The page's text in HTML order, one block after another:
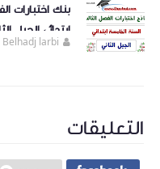
بنك اختبارات
ابتدائي الجيل
Belhadj larbi
التعليقات